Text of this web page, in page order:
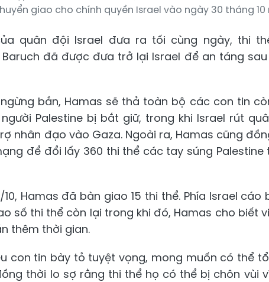
giao cho chính quyền Israel vào ngày 30 tháng 10
quân đội Israel đưa ra tối cùng ngày, thi
đã được đưa trở lại Israel để an táng
bắn, Hamas sẽ thả toàn bộ các con tin
Palestine bị bắt giữ, trong khi Israel rút
nhân đạo vào Gaza. Ngoài ra, Hamas cũng
để đổi lấy 360 thi thể các tay súng
Hamas đã bàn giao 15 thi thể. Phía Israel
số thi thể còn lại trong khi đó, Hamas cho biết
thêm thời gian.
con tin bày tỏ tuyệt vọng, mong muốn có thể
thời lo sợ rằng thi thể họ có thể bị chôn vùi